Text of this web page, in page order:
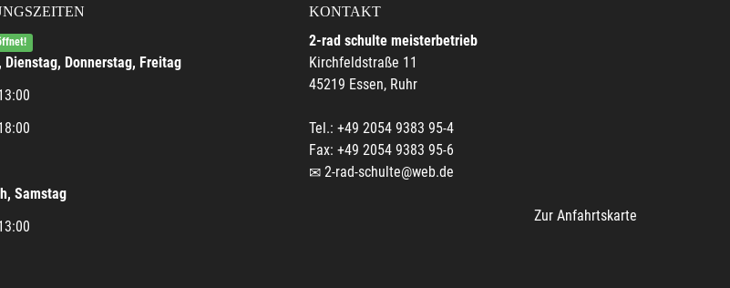
Dienstag, Donnerstag, Freitag
Samstag
KONTAKT
2-rad schulte meisterbetrieb
Kirchfeldstraße 11
45219 Essen, Ruhr
Tel.: +49 2054 9383 95-4
Fax: +49 2054 9383 95-6
2-rad-schulte@web.de
Zur Anfahrtskarte